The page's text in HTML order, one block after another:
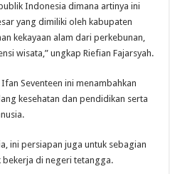
Indonesia dimana artinya ini
yang dimiliki oleh kabupaten
kekayaan alam dari perkebunan,
wisata,” ungkap Riefian Fajarsyah.
Seventeen ini menambahkan
kesehatan dan pendidikan serta
ini persiapan juga untuk sebagian
bekerja di negeri tetangga.